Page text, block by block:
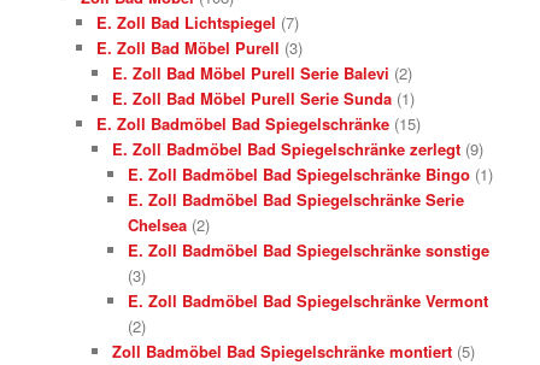
E. Zoll Bad Lichtspiegel (7)
E. Zoll Bad Möbel Purell (3)
E. Zoll Bad Möbel Purell Serie Balevi (2)
E. Zoll Bad Möbel Purell Serie Sunda (1)
E. Zoll Badmöbel Bad Spiegelschränke (15)
E. Zoll Badmöbel Bad Spiegelschränke zerlegt (9)
E. Zoll Badmöbel Bad Spiegelschränke Bingo (1)
E. Zoll Badmöbel Bad Spiegelschränke Serie
Chelsea (2)
E. Zoll Badmöbel Bad Spiegelschränke sonstige
(3)
E. Zoll Badmöbel Bad Spiegelschränke Vermont
(2)
Zoll Badmöbel Bad Spiegelschränke montiert (5)